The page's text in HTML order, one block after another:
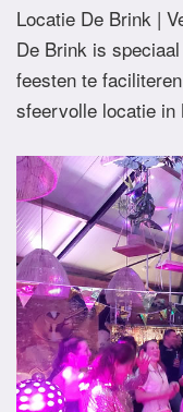
Locatie De Brink |
De Brink is
feesten te
sfeervolle locatie in